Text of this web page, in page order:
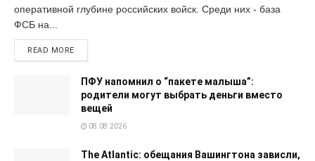
оперативной глубине российских войск. Среди них - база
ФСБ на...
READ MORE
ПФУ напомнил о “пакете малыша”:
родители могут выбрать деньги вместо
вещей
08.08.2026
The Atlantic: обещания Вашингтона зависли,